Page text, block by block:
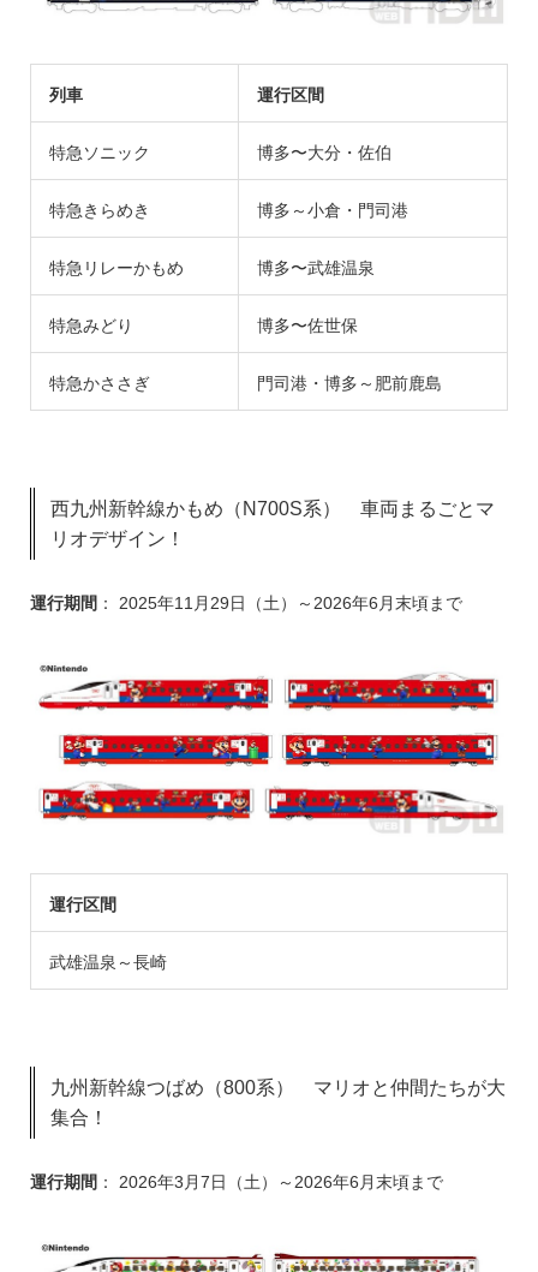
列車 運行区間
特急ソニック 博多〜大分・佐伯
特急きらめき 博多～小倉・門司港
特急リレーかもめ 博多〜武雄温泉
特急みどり 博多〜佐世保
特急かささぎ 門司港・博多～肥前鹿島
西九州新幹線かもめ（N700S系） 車両まるごとマ
リオデザイン！
運行期間 ： 2025年11月29日（土）～2026年6月末頃まで
運行区間
武雄温泉～長崎
九州新幹線つばめ（800系） マリオと仲間たちが大
集合！
運行期間 ： 2026年3月7日（土）～2026年6月末頃まで